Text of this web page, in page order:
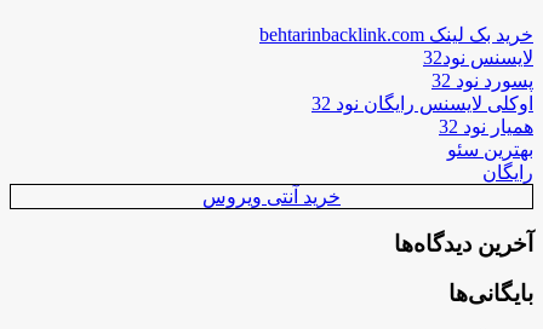
خرید بک لینک behtarinbacklink.com
لایسنس نود32
پسورد نود 32
اوکلی لایسنس رایگان نود 32
همیار نود 32
بهترین سئو
رایگان
خرید آنتی ویروس
آخرین دیدگاه‌ها
بایگانی‌ها